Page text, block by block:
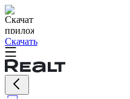
Скачать